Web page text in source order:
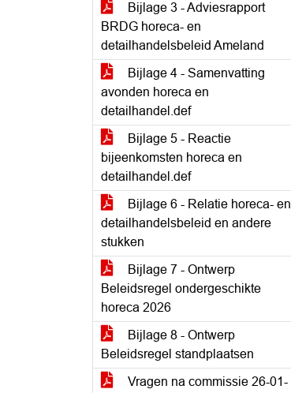
Bijlage 3 - Adviesrapport
BRDG horeca- en
detailhandelsbeleid Ameland
Bijlage 4 - Samenvatting
avonden horeca en
detailhandel.def
Bijlage 5 - Reactie
bijeenkomsten horeca en
detailhandel.def
Bijlage 6 - Relatie horeca- en
detailhandelsbeleid en andere
stukken
Bijlage 7 - Ontwerp
Beleidsregel ondergeschikte
horeca 2026
Bijlage 8 - Ontwerp
Beleidsregel standplaatsen
Vragen na commissie 26-01-